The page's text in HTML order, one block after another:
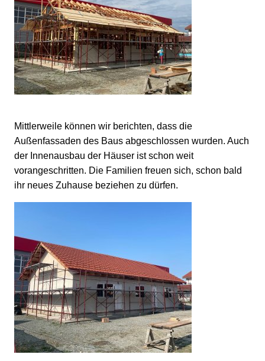
Mittlerweile können wir berichten, dass die
Außenfassaden des Baus abgeschlossen wurden. Auch
der Innenausbau der Häuser ist schon weit
vorangeschritten. Die Familien freuen sich, schon bald
ihr neues Zuhause beziehen zu dürfen.